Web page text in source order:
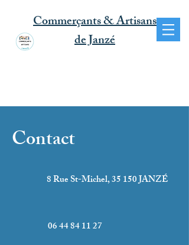
Commerçants & Artisans
de Janzé
Contact
8 Rue St-Michel, 35 150 JANZÉ
06 44 84 11 27